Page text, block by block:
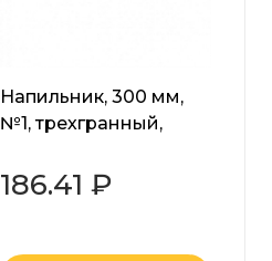
Напильник, 300 мм,
№1, трехгранный,
186.41 ₽